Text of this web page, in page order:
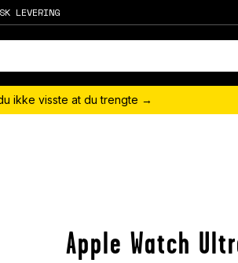
LEVERING
ikke visste at du trengte →
Apple Watch